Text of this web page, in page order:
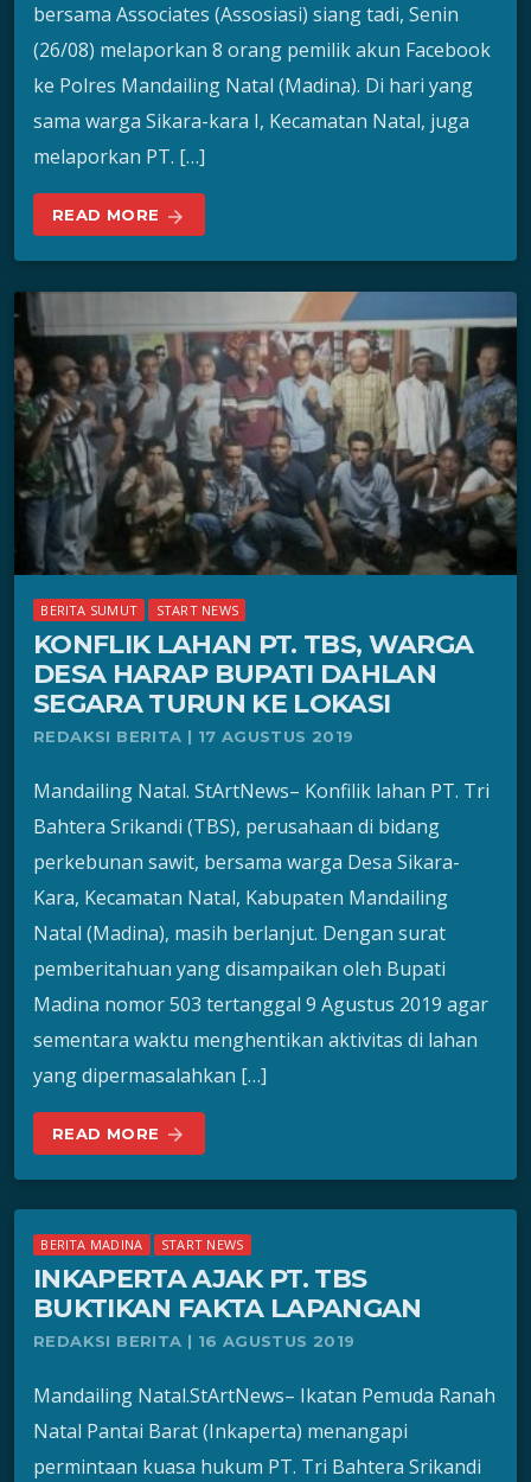
bersama Associates (Assosiasi) siang tadi, Senin
(26/08) melaporkan 8 orang pemilik akun Facebook
ke Polres Mandailing Natal (Madina). Di hari yang
sama warga Sikara-kara I, Kecamatan Natal, juga
melaporkan PT. […]
READ MORE arrow_forward
BERITA SUMUT START NEWS
KONFLIK LAHAN PT. TBS, WARGA
DESA HARAP BUPATI DAHLAN
SEGARA TURUN KE LOKASI
REDAKSI BERITA | 17 AGUSTUS 2019
Mandailing Natal. StArtNews– Konfilik lahan PT. Tri
Bahtera Srikandi (TBS), perusahaan di bidang
perkebunan sawit, bersama warga Desa Sikara-
Kara, Kecamatan Natal, Kabupaten Mandailing
Natal (Madina), masih berlanjut. Dengan surat
pemberitahuan yang disampaikan oleh Bupati
Madina nomor 503 tertanggal 9 Agustus 2019 agar
sementara waktu menghentikan aktivitas di lahan
yang dipermasalahkan […]
READ MORE arrow_forward
BERITA MADINA START NEWS
INKAPERTA AJAK PT. TBS
BUKTIKAN FAKTA LAPANGAN
REDAKSI BERITA | 16 AGUSTUS 2019
Mandailing Natal.StArtNews– Ikatan Pemuda Ranah
Natal Pantai Barat (Inkaperta) menangapi
permintaan kuasa hukum PT. Tri Bahtera Srikandi